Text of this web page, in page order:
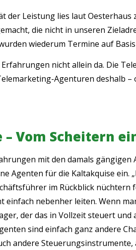
der Leistung lies laut
die nicht in unseren
wiederum Termine auf
nicht allein da. Die
Agenturen deshalb
– Vom Scheitern
mit den damals gängigen
Agenten für die Kaltakquise ein.
im Rückblick nüchtern
einfach nebenher leiten. Wenn
der das in Vollzeit steuert
sind einfach ganz andere
andere